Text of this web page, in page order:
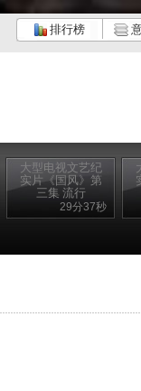
排行榜
大型电视文艺纪
实片《国风》第
三集 流行
29分37秒